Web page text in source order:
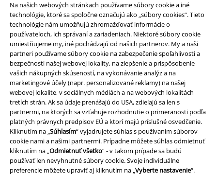
Na našich webových stránkach používame súbory cookie a iné
technológie, ktoré sa spoločne označujú ako „súbory cookies“. Tieto
technológie nám umožňujú zhromažďovať informácie o
používateľoch, ich správaní a zariadeniach. Niektoré súbory cookie
umiestňujeme my, iné pochádzajú od našich partnerov. My a naši
partneri používame súbory cookie na zabezpečenie spoľahlivosti a
bezpečnosti našej webovej lokality, na zlepšenie a prispôsobenie
vašich nákupných skúseností, na vykonávanie analýz a na
marketingové účely (napr. personalizované reklamy) na našej
webovej lokalite, v sociálnych médiách a na webových lokalitách
tretích strán. Ak sa údaje prenášajú do USA, zdieľajú sa len s
partnermi, na ktorých sa vzťahuje rozhodnutie o primeranosti podľa
platných právnych predpisov EÚ a ktorí majú príslušné osvedčenie.
Kliknutím na „Súhlasím“ vyjadrujete súhlas s používaním súborov
cookie nami a našimi partnermi. Prípadne môžete súhlas odmietnuť
kliknutím na „Odmietnuť všetko“ - v takom prípade sa budú
používať len nevyhnutné súbory cookie. Svoje individuálne
preferencie môžete upraviť aj kliknutím na „Vyberte nastavenie“.
Staňte sa súčasťou komunity!